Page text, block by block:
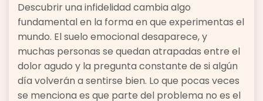
Descubrir una infidelidad cambia algo
fundamental en la forma en que experimentas el
mundo. El suelo emocional desaparece, y
muchas personas se quedan atrapadas entre el
dolor agudo y la pregunta constante de si algún
día volverán a sentirse bien. Lo que pocas veces
se menciona es que parte del problema no es el